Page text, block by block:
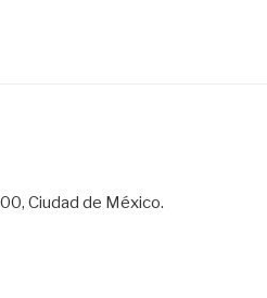
Ciudad de México.